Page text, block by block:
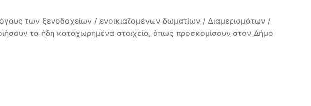
των ξενοδοχείων / ενοικιαζομένων δωματίων / Διαμερισμάτων /
τα ήδη καταχωρημένα στοιχεία, όπως προσκομίσουν στον Δήμο